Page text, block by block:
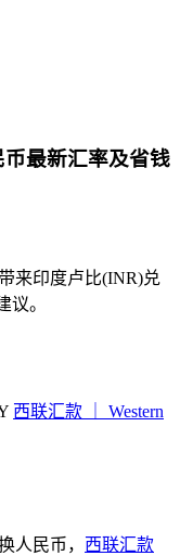
最新汇率及省钱
来印度卢比(INR)兑
议。
西联汇款 ｜ Western
人民币， 西联汇款